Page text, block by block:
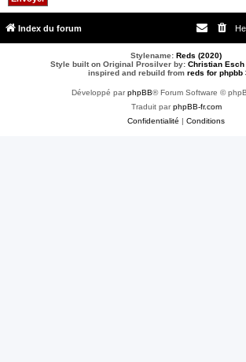
Index du forum
Stylename: Reds (2020)
Style built on Original Prosilver by: Christian
inspired and rebuild from reds for phpbb
Développé parphpBB® Forum Software ©
Traduit parphpBB-fr.com
Confidentialité | Conditions